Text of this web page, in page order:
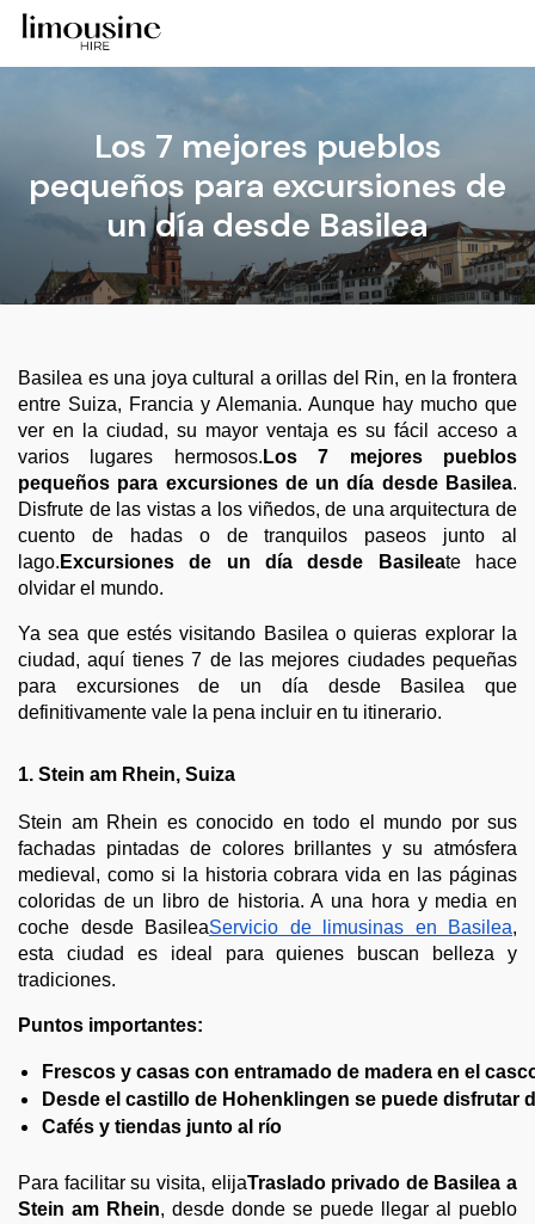
Los 7 mejores pueblos
pequeños para excursiones de
un día desde Basilea
Basilea es una joya cultural a orillas del Rin, en la frontera
entre Suiza, Francia y Alemania. Aunque hay mucho que
ver en la ciudad, su mayor ventaja es su fácil acceso a
varios lugares hermosos. Los 7 mejores pueblos
pequeños para excursiones de un día desde Basilea.
Disfrute de las vistas a los viñedos, de una arquitectura de
cuento de hadas o de tranquilos paseos junto al
lago. Excursiones de un día desde Basileate hace
olvidar el mundo.
Ya sea que estés visitando Basilea o quieras explorar la
ciudad, aquí tienes 7 de las mejores ciudades pequeñas
para excursiones de un día desde Basilea que
definitivamente vale la pena incluir en tu itinerario.
1. Stein am Rhein, Suiza
Stein am Rhein es conocido en todo el mundo por sus
fachadas pintadas de colores brillantes y su atmósfera
medieval, como si la historia cobrara vida en las páginas
coloridas de un libro de historia. A una hora y media en
coche desde BasileaServicio de limusinas en Basilea,
esta ciudad es ideal para quienes buscan belleza y
tradiciones.
Puntos importantes:
Frescos y casas con entramado de madera en el
Desde el castillo de Hohenklingen se puede disfrutar
Cafés y tiendas junto al río
Para facilitar su visita, elijaTraslado privado de Basilea a
Stein am Rhein, desde donde se puede llegar al pueblo